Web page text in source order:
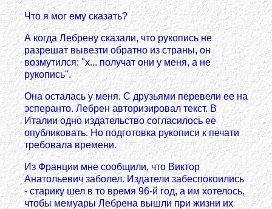
Что я мог ему сказать?
А когда Лебрену сказали, что рукопись не
разрешат вывезти обратно из страны, он
возмутился: "х... получат они у меня, а не
рукопись".
Она осталась у меня. С друзьями перевели ее на
эсперанто. Лебрен авторизировал текст. В
Италии одно издательство согласилось ее
опубликовать. Но подготовка рукописи к печати
требовала времени.
Из Франции мне сообщили, что Виктoр
Анатольевич заболел. Издатели забеспокоились
- старику шел в то время 96-й год, а им хотелось,
чтобы мемуары Лебрена вышли при жизни их